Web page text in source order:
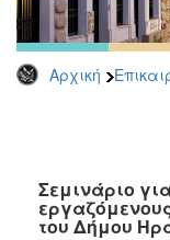
Αρχική
Αρχείο
2026
2025
2022
2021
Σεμινάριο
του Δήμου